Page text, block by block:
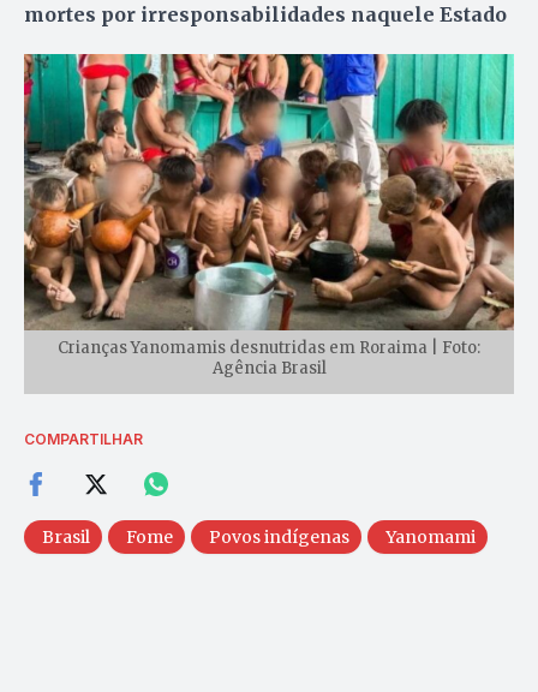
mortes por irresponsabilidades naquele Estado
Crianças Yanomamis desnutridas em Roraima | Foto:
Agência Brasil
COMPARTILHAR
Brasil Fome Povos indígenas Yanomami